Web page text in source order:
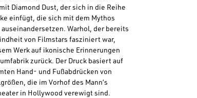
Diamond Dust, der sich in die Reihe
einfügt, die sich mit dem Mythos
Warhol, der bereits
von Filmstars fasziniert war,
Werk auf ikonische Erinnerungen
zurück. Der Druck basiert auf
Hand- und Fußabdrücken von
die im Vorhof des Mann’s
in Hollywood verewigt sind.